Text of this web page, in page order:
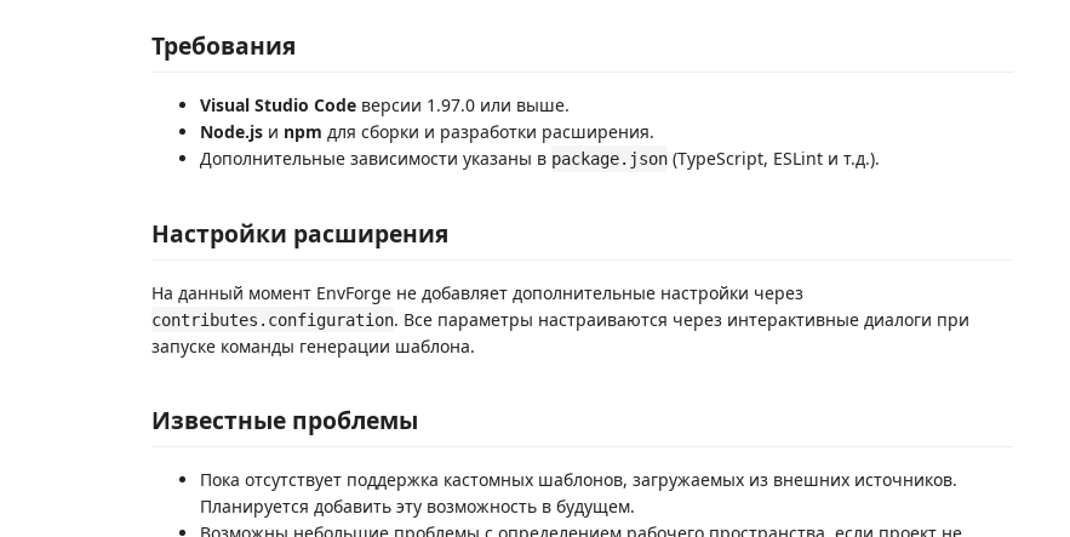
Требования
Visual Studio Code версии 1.97.0 или выше.
Node.js и npm для сборки и разработки расширения.
Дополнительные зависимости указаны в package.json (TypeScript, ESLint и т.д.).
Настройки расширения
На данный момент EnvForge не добавляет дополнительные настройки через
contributes.configuration. Все параметры настраиваются через интерактивные диалоги при
запуске команды генерации шаблона.
Известные проблемы
Пока отсутствует поддержка кастомных шаблонов, загружаемых из внешних источников.
Планируется добавить эту возможность в будущем.